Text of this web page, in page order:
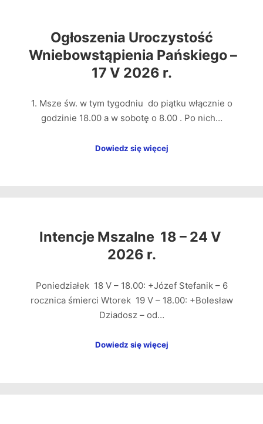
Ogłoszenia Uroczystość
Wniebowstąpienia Pańskiego –
17 V 2026 r.
1. Msze św. w tym tygodniu do piątku włącznie o
godzinie 18.00 a w sobotę o 8.00 . Po nich…
Dowiedz się więcej
Intencje Mszalne 18 – 24 V
2026 r.
Poniedziałek 18 V – 18.00: +Józef Stefanik – 6
rocznica śmierci Wtorek 19 V – 18.00: +Bolesław
Dziadosz – od…
Dowiedz się więcej